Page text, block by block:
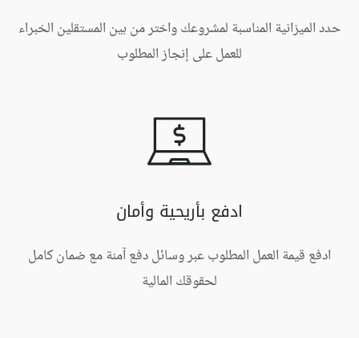
حدد الميزانية المناسبة لمشروعك واختر من بين المستقلين الخبراء
للعمل على إنجاز المطلوب
ادفع بأريحية وأمان
ادفع قيمة العمل المطلوب عبر وسائل دفع آمنة مع ضمان كامل
لحقوقك المالية